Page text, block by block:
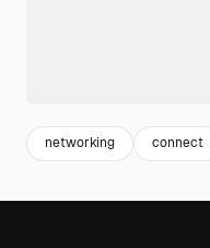
networking connect